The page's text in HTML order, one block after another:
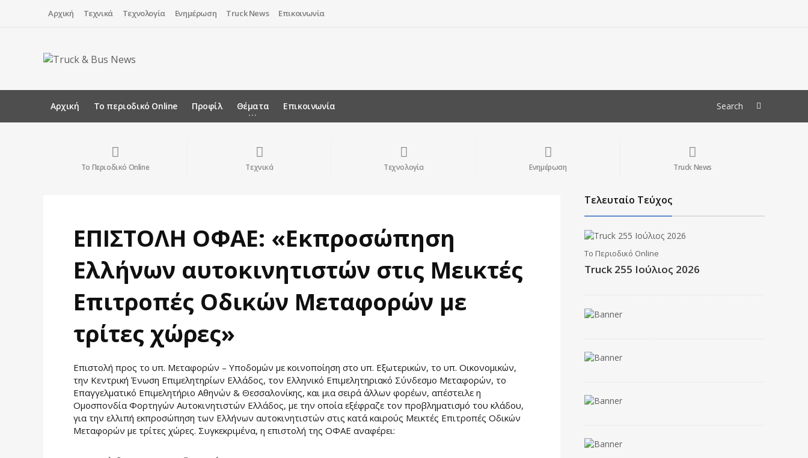
Αρχική Τεχνικά Τεχνολογία Ενημέρωση Truck News Επικοινωνία
Αρχική Το περιοδικό Online Προφίλ Θέματα Επικοινωνία
Το Περιοδικό Online Τεχνικά Τεχνολογία Ενημέρωση Truck News
ΕΠΙΣΤΟΛΗ ΟΦΑΕ: «Εκπροσώπηση
Ελλήνων αυτοκινητιστών στις Μεικτές
Επιτροπές Οδικών Μεταφορών με
τρίτες χώρες»
Επιστολή προς το υπ. Μεταφορών – Υποδομών με κοινοποίηση στο υπ. Εξωτερικών, το υπ. Οικονομικών,
την Κεντρική Ένωση Επιμελητηρίων Ελλάδος, τον Ελληνικό Επιμελητηριακό Σύνδεσμο Μεταφορών, το
Επαγγελματικό Επιμελητήριο Αθηνών & Θεσσαλονίκης, και μια σειρά άλλων φορέων, απέστειλε η
Ομοσπονδία Φορτηγών Αυτοκινητιστών Ελλάδος, με την οποία εξέφραζε τον προβληματισμό του κλάδου,
για την ελλιπή εκπροσώπηση των Ελλήνων αυτοκινητιστών στις κατά καιρούς Μεικτές Επιτροπές Οδικών
Μεταφορών με τρίτες χώρες. Συγκεκριμένα, η επιστολή της ΟΦΑΕ αναφέρει:
Τελευταίο Τεύχος
Το Περιοδικό Online
Truck 255 Ιούλιος 2026